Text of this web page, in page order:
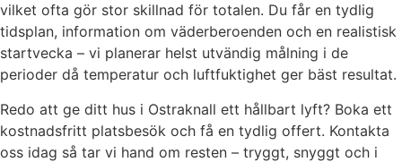
vilket ofta gör stor skillnad för totalen. Du får en tydlig
tidsplan, information om väderberoenden och en realistisk
startvecka – vi planerar helst utvändig målning i de
perioder då temperatur och luftfuktighet ger bäst resultat.
Redo att ge ditt hus i Ostraknall ett hållbart lyft? Boka ett
kostnadsfritt platsbesök och få en tydlig offert. Kontakta
oss idag så tar vi hand om resten – tryggt, snyggt och i